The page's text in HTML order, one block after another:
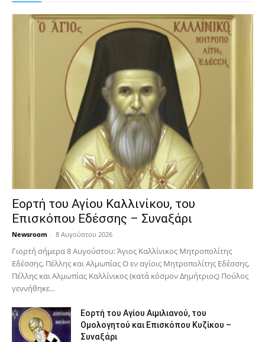
Εορτή του Αγίου Καλλινίκου, του
Επισκόπου Εδέσσης – Συναξάρι
Newsroom - 8 Αυγούστου 2026
Γιορτή σήμερα 8 Αυγούστου: Άγιος Καλλίνικος Μητροπολίτης
Εδέσσης, Πέλλης και Αλμωπίας Ο εν αγίοις Μητροπολίτης Εδέσσης,
Πέλλης και Αλμωπίας Καλλίνικος (κατά κόσμον Δημήτριος) Πούλος
γεννήθηκε...
Εορτή του Αγίου Αιμιλιανού, του
Ομολογητού και Επισκόπου Κυζίκου –
Συναξάρι